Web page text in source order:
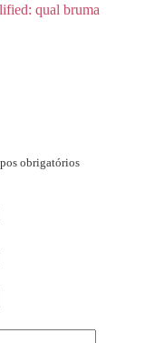
qual bruma
obrigatórios